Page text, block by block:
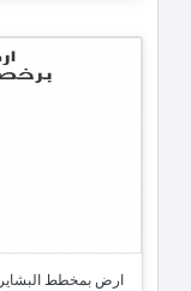
ارض بمخطط البشاير